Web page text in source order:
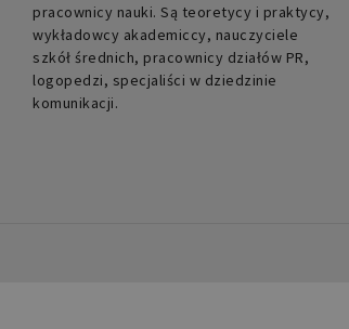
pracownicy nauki. Są teoretycy i praktycy,
wykładowcy akademiccy, nauczyciele
szkół średnich, pracownicy działów PR,
logopedzi, specjaliści w dziedzinie
komunikacji.